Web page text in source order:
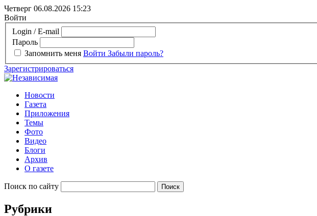
Четверг 06.08.2026 15:23
Войти
Login / E-mail
Пароль
Запомнить меня Войти Забыли пароль?
Зарегистрироваться
Новости
Газета
Приложения
Темы
Фото
Видео
Блоги
Архив
О газете
Поиск по сайту
Рубрики